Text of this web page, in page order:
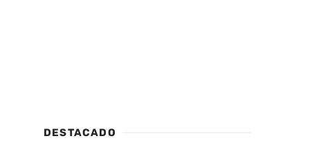
DESTACADO